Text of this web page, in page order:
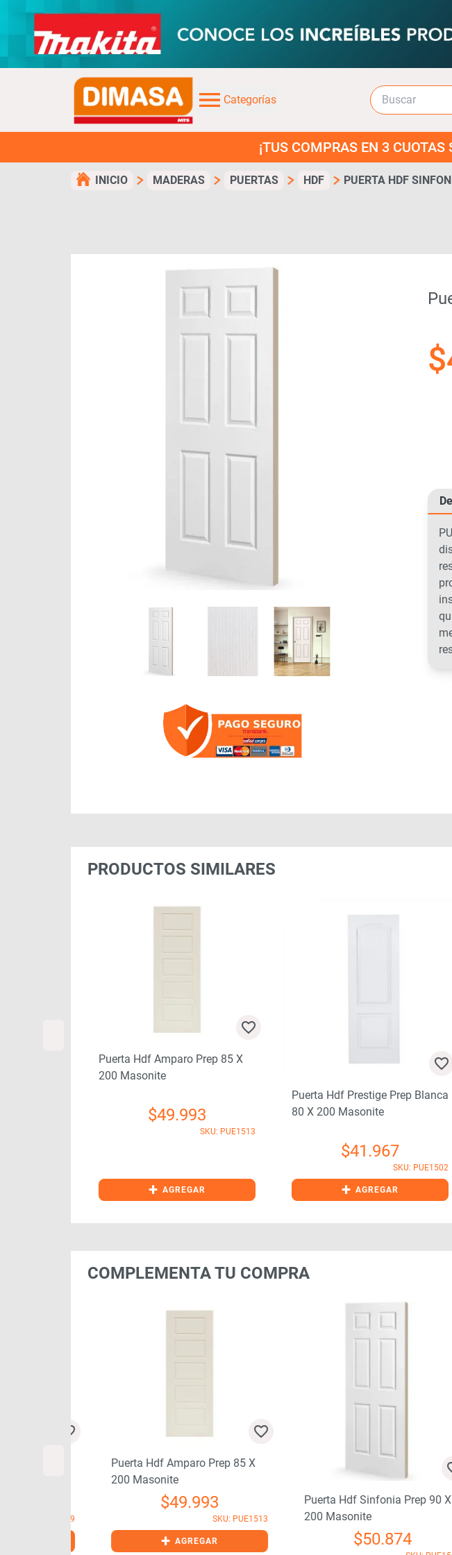
Categorías
¡TUS COMPRAS EN 3 CUOTAS SIN
INICIO MADERAS PUERTAS HDF PUERTA HDF
$
PRODUCTOS SIMILARES
Puerta Hdf Amparo Prep 85 X
200 Masonite
$49.993
SKU: PUE1513
+ AGREGAR
Puerta Hdf Prestige Prep Blanca
80 X 200 Masonite
$41.967
SKU: PUE1502
+ AGREGAR
COMPLEMENTA TU COMPRA
Puerta Hdf Amparo Prep 85 X
200 Masonite
49.993
SKU: PUE1513
AGREGAR
Puerta Hdf Sinfonia Prep 90 X
200 Masonite
50.874